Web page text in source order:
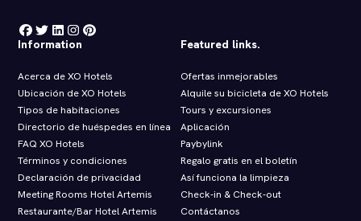
Information
Acerca de XO Hotels
Ubicación de XO Hotels
Tipos de habitaciones
Directorio de huéspedes en línea
FAQ XO Hotels
Términos y condiciones
Declaración de privacidad
Meeting Rooms Hotel Artemis
Restaurante/Bar Hotel Artemis
Featured links.
Ofertas inmejorables
Alquile su bicicleta de XO Hotels
Tours y excursiones
Aplicación
Paybylink
Regalo gratis en el boletín
Así funciona la limpieza
Check‑in & Check‑out
Contáctanos